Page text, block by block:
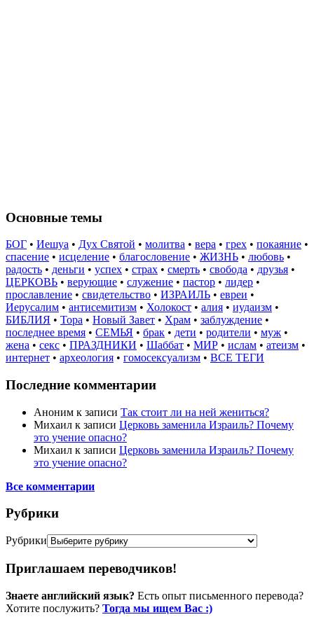
Основные темы
БОГ • Иешуа • Дух Святой • молитва • вера • грех • покаяние •
спасение • исцеление • благословение • ЖИЗНЬ • любовь •
радость • деньги • успех • страх • смерть • свобода • друзья •
ЦЕРКОВЬ • верующие • служение • пастор • лидер •
прославление • свидетельство • ИЗРАИЛЬ • евреи •
Иерусалим • антисемитизм • Холокост • алия • иудаизм •
БИБЛИЯ • Тора • Новый Завет • Храм • заблуждение •
последнее время • СЕМЬЯ • брак • дети • родители • муж •
жена • секс • ПРАЗДНИКИ • Шаббат • МИР • ислам • атеизм •
интернет • археология • гомосексуализм • ВСЕ ТЕГИ
Последние комментарии
Аноним к записи Так стоит ли на ней жениться?
Михаил к записи Церковь заменила Израиль? Почему
это учение опасно?
Михаил к записи Церковь заменила Израиль? Почему
это учение опасно?
Все комментарии
Рубрики
Рубрики
Приглашаем переводчиков!
Знаете английский язык? Есть опыт письменного перевода?
Хотите послужить? Тогда мы ищем Вас :)